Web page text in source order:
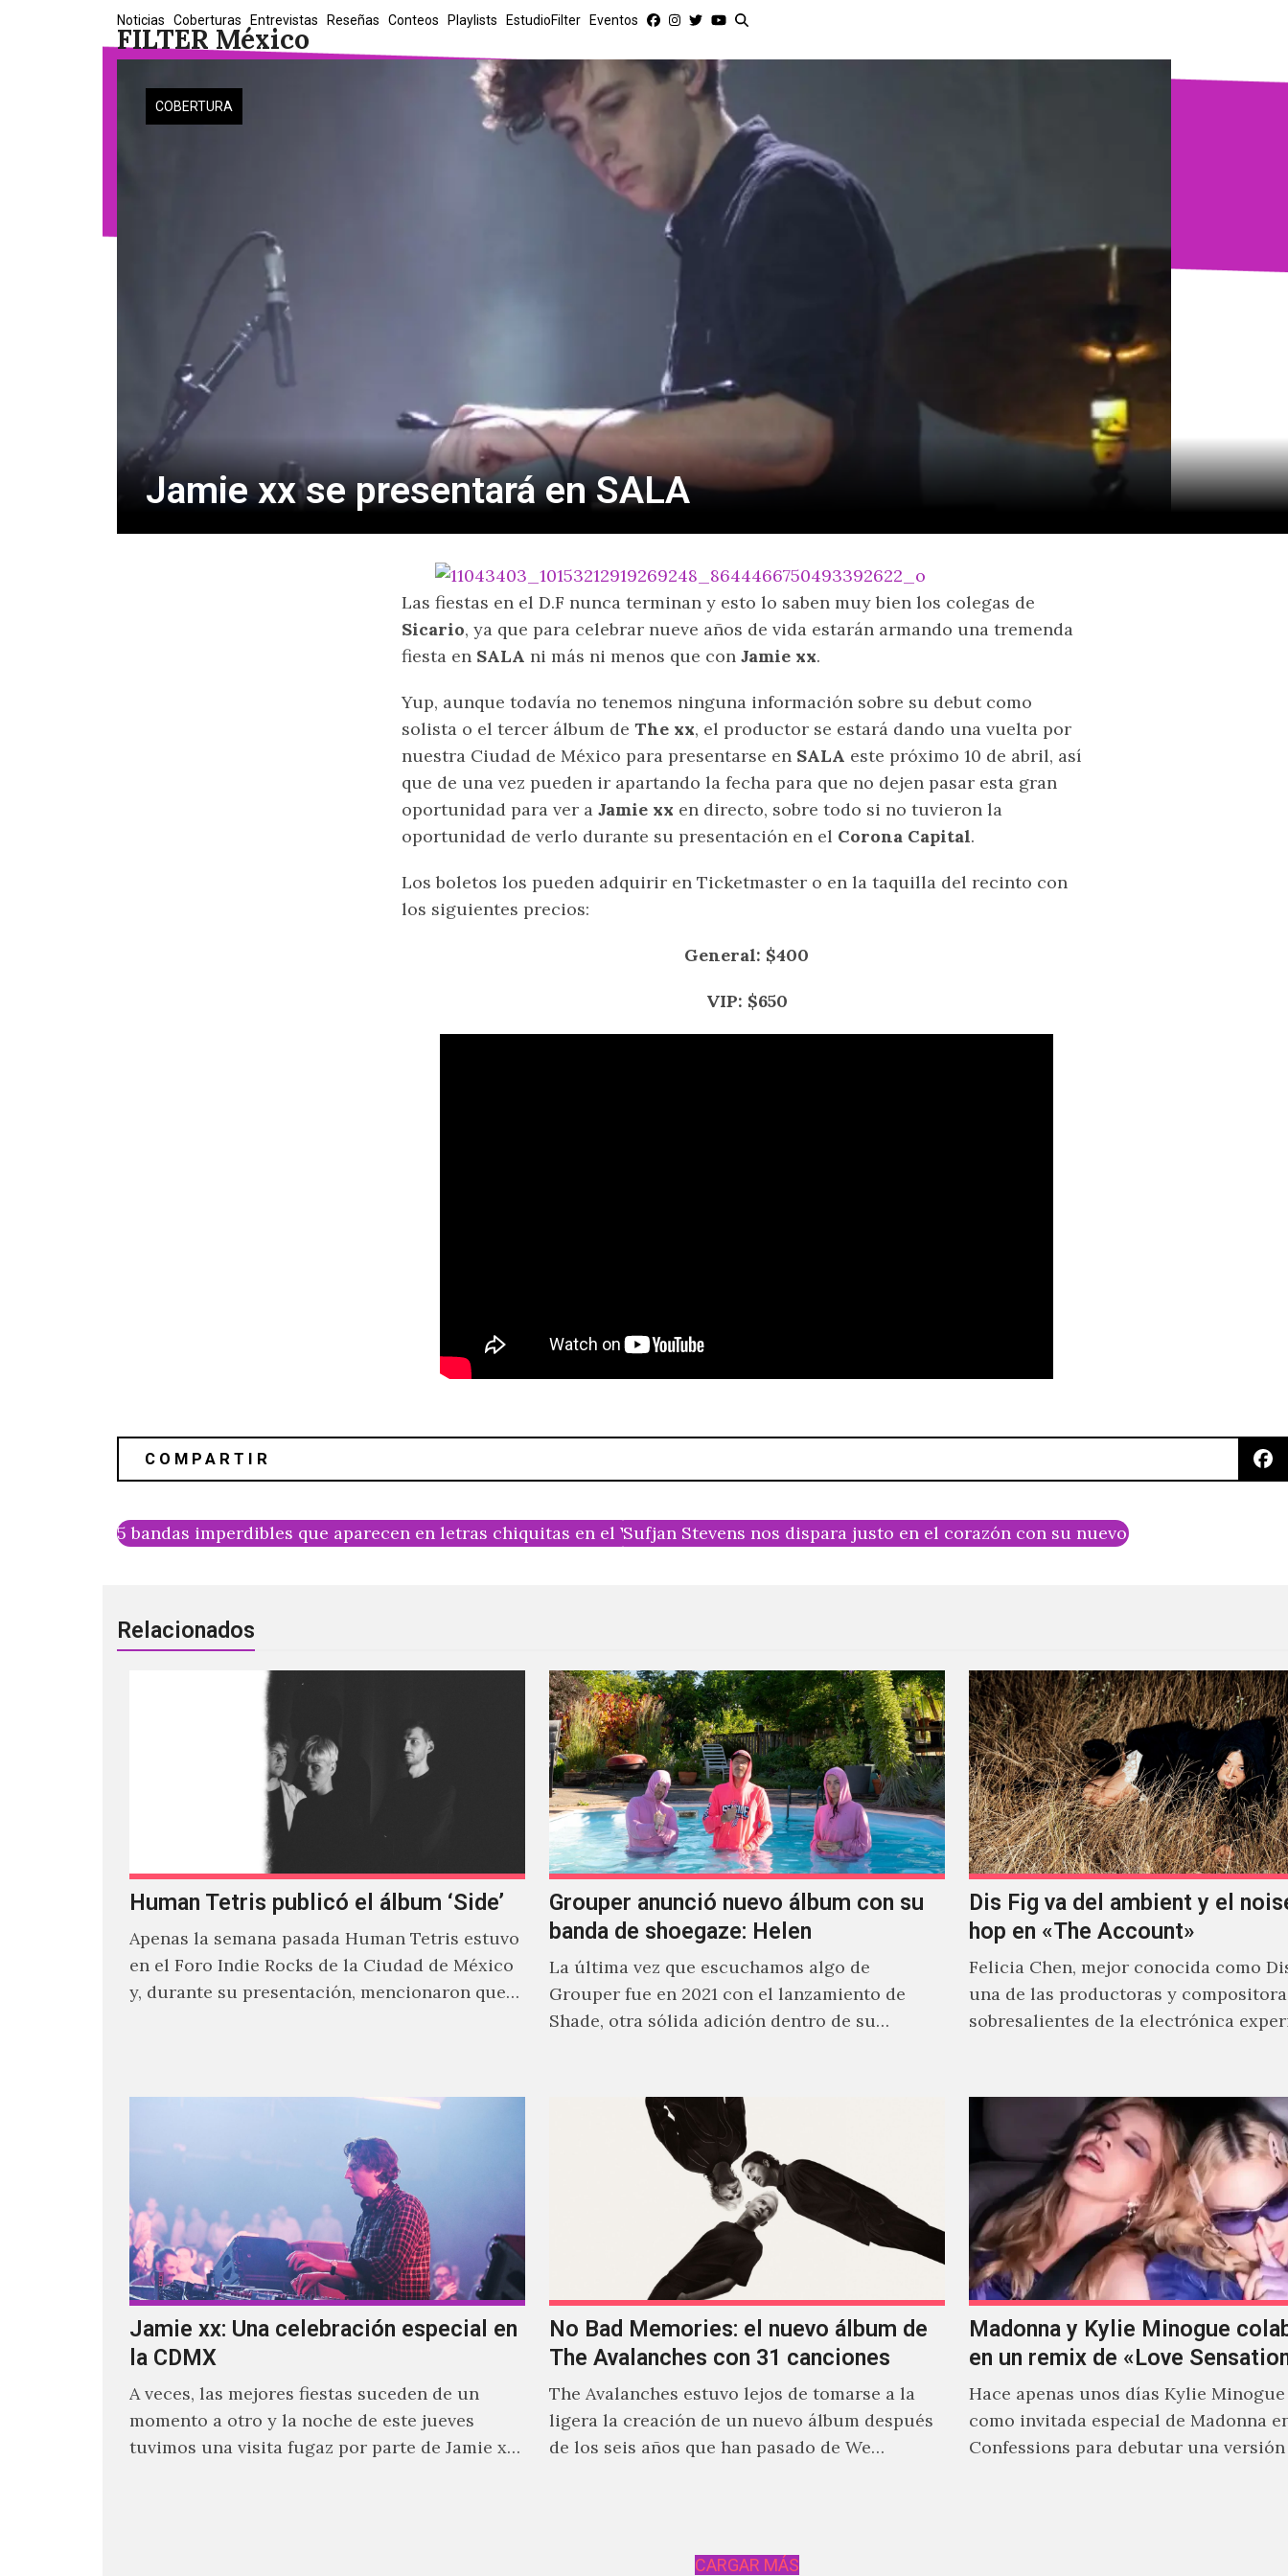
FILTER México
Noticias Coberturas Entrevistas Reseñas Conteos Playlists EstudioFilter Eventos
COBERTURA
Jamie xx se presentará en SALA
Las fiestas en el D.F nunca terminan y esto lo saben muy bien los colegas de
Sicario, ya que para celebrar nueve años de vida estarán armando una tremenda
fiesta en SALA ni más ni menos que con Jamie xx.
Yup, aunque todavía no tenemos ninguna información sobre su debut como
solista o el tercer álbum de The xx, el productor se estará dando una vuelta por
nuestra Ciudad de México para presentarse en SALA este próximo 10 de abril, así
que de una vez pueden ir apartando la fecha para que no dejen pasar esta gran
oportunidad para ver a Jamie xx en directo, sobre todo si no tuvieron la
oportunidad de verlo durante su presentación en el Corona Capital.
Los boletos los pueden adquirir en Ticketmaster o en la taquilla del recinto con
los siguientes precios:
General: $400
VIP: $650
5 bandas imperdibles que aparecen en letras chiquitas en el Vive Latino 2015Sufjan Stevens nos dispara justo en el corazón con su nuevo sencillo
Relacionados
Human Tetris publicó el álbum ‘Side’
Apenas la semana pasada Human Tetris estuvo
en el Foro Indie Rocks de la Ciudad de México
y, durante su presentación, mencionaron que
Grouper anunció nuevo álbum con su
banda de shoegaze: Helen
La última vez que escuchamos algo de
Grouper fue en 2021 con el lanzamiento de
Shade, otra sólida adición dentro de su
Dis Fig va del ambient y el
hop en «The Account»
Felicia Chen, mejor conocida como
una de las productoras y
sobresalientes de la electrónica
Jamie xx: Una celebración especial en
la CDMX
A veces, las mejores fiestas suceden de un
momento a otro y la noche de este jueves
tuvimos una visita fugaz por parte de Jamie xx,
No Bad Memories: el nuevo álbum de
The Avalanches con 31 canciones
The Avalanches estuvo lejos de tomarse a la
ligera la creación de un nuevo álbum después
de los seis años que han pasado de We…
Madonna y Kylie Minogue
en un remix de «Love
Hace apenas unos días Kylie
como invitada especial de Madonna
Confessions para debutar una
CARGAR MÁS